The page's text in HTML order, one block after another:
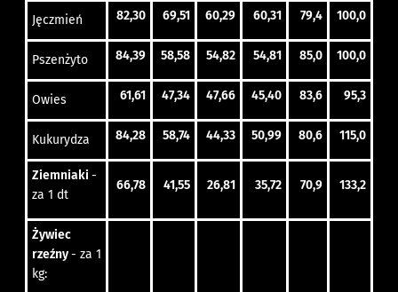
Jęczmień 82,30 69,51 60,29 60,31 79,4 100,0
Pszenżyto 84,39 58,58 54,82 54,81 85,0 100,0
Owies 61,61 47,34 47,66 45,40 83,6 95,3
Kukurydza 84,28 58,74 44,33 50,99 80,6 115,0
Ziemniaki-
za 1 dt
66,78 41,55 26,81 35,72 70,9 133,2
Żywiec
rzeźny- za 1
kg: